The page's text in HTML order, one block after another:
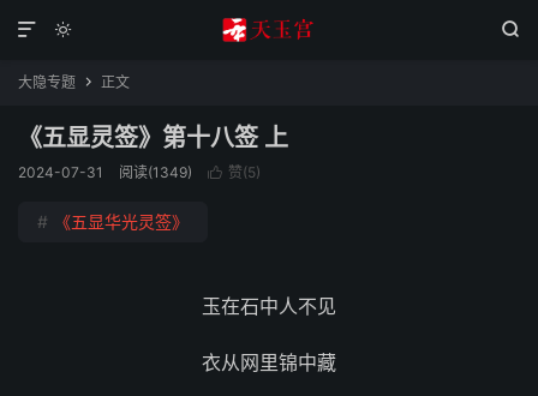
 

大隐专题  正文
《五显灵签》第十八签 上
2024-07-31 阅读(1349)  赞(5)
# 《五显华光灵签》
玉在石中人不见
衣从网里锦中藏